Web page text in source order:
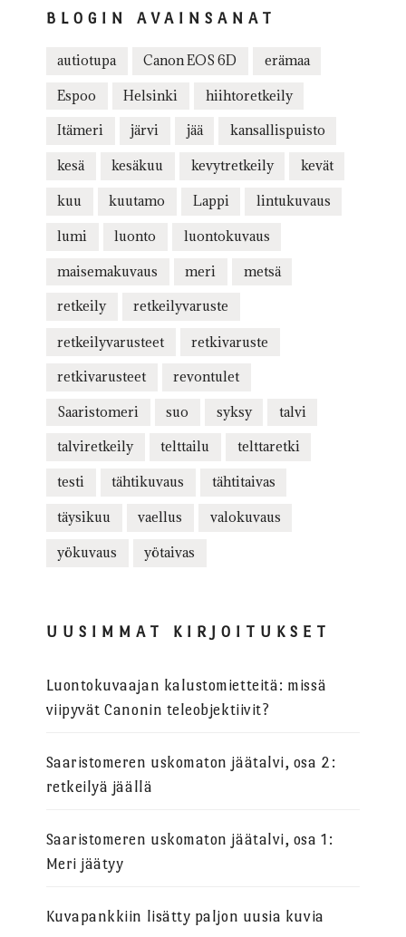
BLOGIN AVAINSANAT
autiotupa Canon EOS 6D erämaa
Espoo Helsinki hiihtoretkeily
Itämeri järvi jää kansallispuisto
kesä kesäkuu kevytretkeily kevät
kuu kuutamo Lappi lintukuvaus
lumi luonto luontokuvaus
maisemakuvaus meri metsä
retkeily retkeilyvaruste
retkeilyvarusteet retkivaruste
retkivarusteet revontulet
Saaristomeri suo syksy talvi
talviretkeily telttailu telttaretki
testi tähtikuvaus tähtitaivas
täysikuu vaellus valokuvaus
yökuvaus yötaivas
UUSIMMAT KIRJOITUKSET
Luontokuvaajan kalustomietteitä: missä
viipyvät Canonin teleobjektiivit?
Saaristomeren uskomaton jäätalvi, osa 2:
retkeilyä jäällä
Saaristomeren uskomaton jäätalvi, osa 1:
Meri jäätyy
Kuvapankkiin lisätty paljon uusia kuvia